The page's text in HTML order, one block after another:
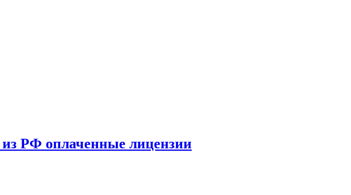
из РФ оплаченные лицензии